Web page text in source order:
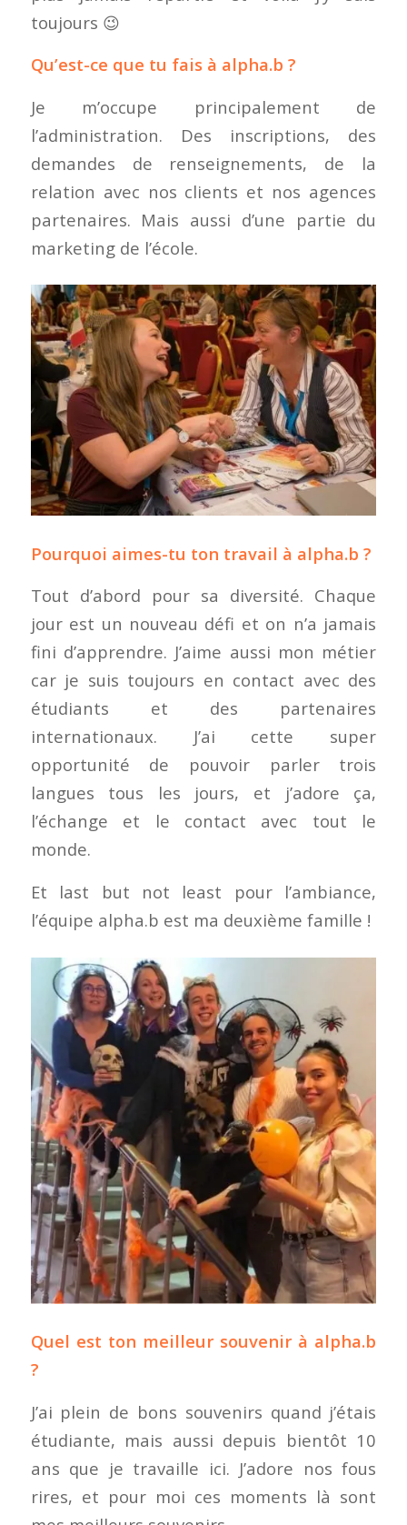
toujours 😉
Qu’est-ce que tu fais à alpha.b ?
Je m’occupe principalement de
l’administration. Des inscriptions, des
demandes de renseignements, de la
relation avec nos clients et nos agences
partenaires. Mais aussi d’une partie du
marketing de l’école.
Pourquoi aimes-tu ton travail à alpha.b ?
Tout d’abord pour sa diversité. Chaque
jour est un nouveau défi et on n’a jamais
fini d’apprendre. J’aime aussi mon métier
car je suis toujours en contact avec des
étudiants et des partenaires
internationaux. J’ai cette super
opportunité de pouvoir parler trois
langues tous les jours, et j’adore ça,
l’échange et le contact avec tout le
monde.
Et last but not least pour l’ambiance,
l’équipe alpha.b est ma deuxième famille !
Quel est ton meilleur souvenir à alpha.b
?
J’ai plein de bons souvenirs quand j’étais
étudiante, mais aussi depuis bientôt 10
ans que je travaille ici. J’adore nos fous
rires, et pour moi ces moments là sont